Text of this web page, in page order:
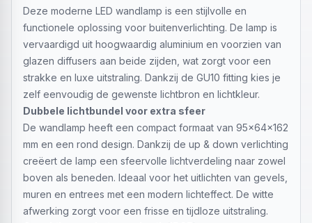
Deze moderne LED wandlamp is een stijlvolle en
functionele oplossing voor buitenverlichting. De lamp is
vervaardigd uit hoogwaardig aluminium en voorzien van
glazen diffusers aan beide zijden, wat zorgt voor een
strakke en luxe uitstraling. Dankzij de GU10 fitting kies je
zelf eenvoudig de gewenste lichtbron en lichtkleur.
Dubbele lichtbundel voor extra sfeer
De wandlamp heeft een compact formaat van 95x64x162
mm en een rond design. Dankzij de up & down verlichting
creëert de lamp een sfeervolle lichtverdeling naar zowel
boven als beneden. Ideaal voor het uitlichten van gevels,
muren en entrees met een modern lichteffect. De witte
afwerking zorgt voor een frisse en tijdloze uitstraling.